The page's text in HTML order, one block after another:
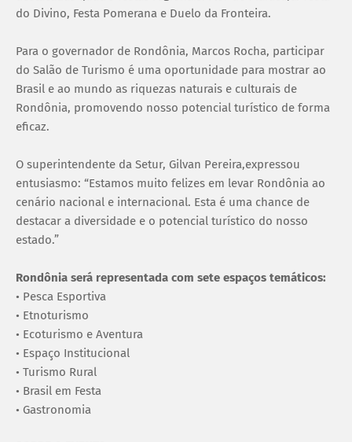
do Divino, Festa Pomerana e Duelo da Fronteira.
Para o governador de Rondônia, Marcos Rocha, participar
do Salão de Turismo é uma oportunidade para mostrar ao
Brasil e ao mundo as riquezas naturais e culturais de
Rondônia, promovendo nosso potencial turístico de forma
eficaz.
O superintendente da Setur, Gilvan Pereira,expressou
entusiasmo: “Estamos muito felizes em levar Rondônia ao
cenário nacional e internacional. Esta é uma chance de
destacar a diversidade e o potencial turístico do nosso
estado.”
Rondônia será representada com sete espaços temáticos:
• Pesca Esportiva
• Etnoturismo
• Ecoturismo e Aventura
• Espaço Institucional
• Turismo Rural
• Brasil em Festa
• Gastronomia